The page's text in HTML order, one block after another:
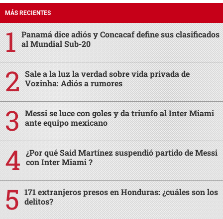
MÁS RECIENTES
Panamá dice adiós y Concacaf define sus clasificados
al Mundial Sub-20
Sale a la luz la verdad sobre vida privada de
Vozinha: Adiós a rumores
Messi se luce con goles y da triunfo al Inter Miami
ante equipo mexicano
¿Por qué Said Martínez suspendió partido de Messi
con Inter Miami ?
171 extranjeros presos en Honduras: ¿cuáles son los
delitos?